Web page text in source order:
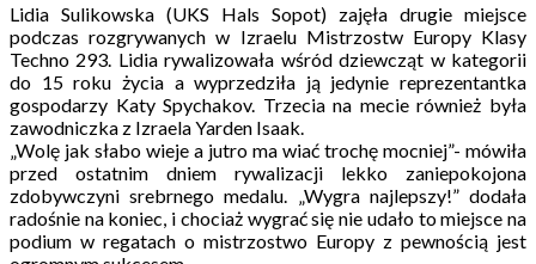
Lidia Sulikowska (UKS Hals Sopot) zajęła drugie miejsce
podczas rozgrywanych w Izraelu Mistrzostw Europy Klasy
Techno 293. Lidia rywalizowała wśród dziewcząt w kategorii
do 15 roku życia a wyprzedziła ją jedynie reprezentantka
gospodarzy Katy Spychakov. Trzecia na mecie również była
zawodniczka z Izraela Yarden Isaak.
„Wolę jak słabo wieje a jutro ma wiać trochę mocniej”- mówiła
przed ostatnim dniem rywalizacji lekko zaniepokojona
zdobywczyni srebrnego medalu. „Wygra najlepszy!” dodała
radośnie na koniec, i chociaż wygrać się nie udało to miejsce na
podium w regatach o mistrzostwo Europy z pewnością jest